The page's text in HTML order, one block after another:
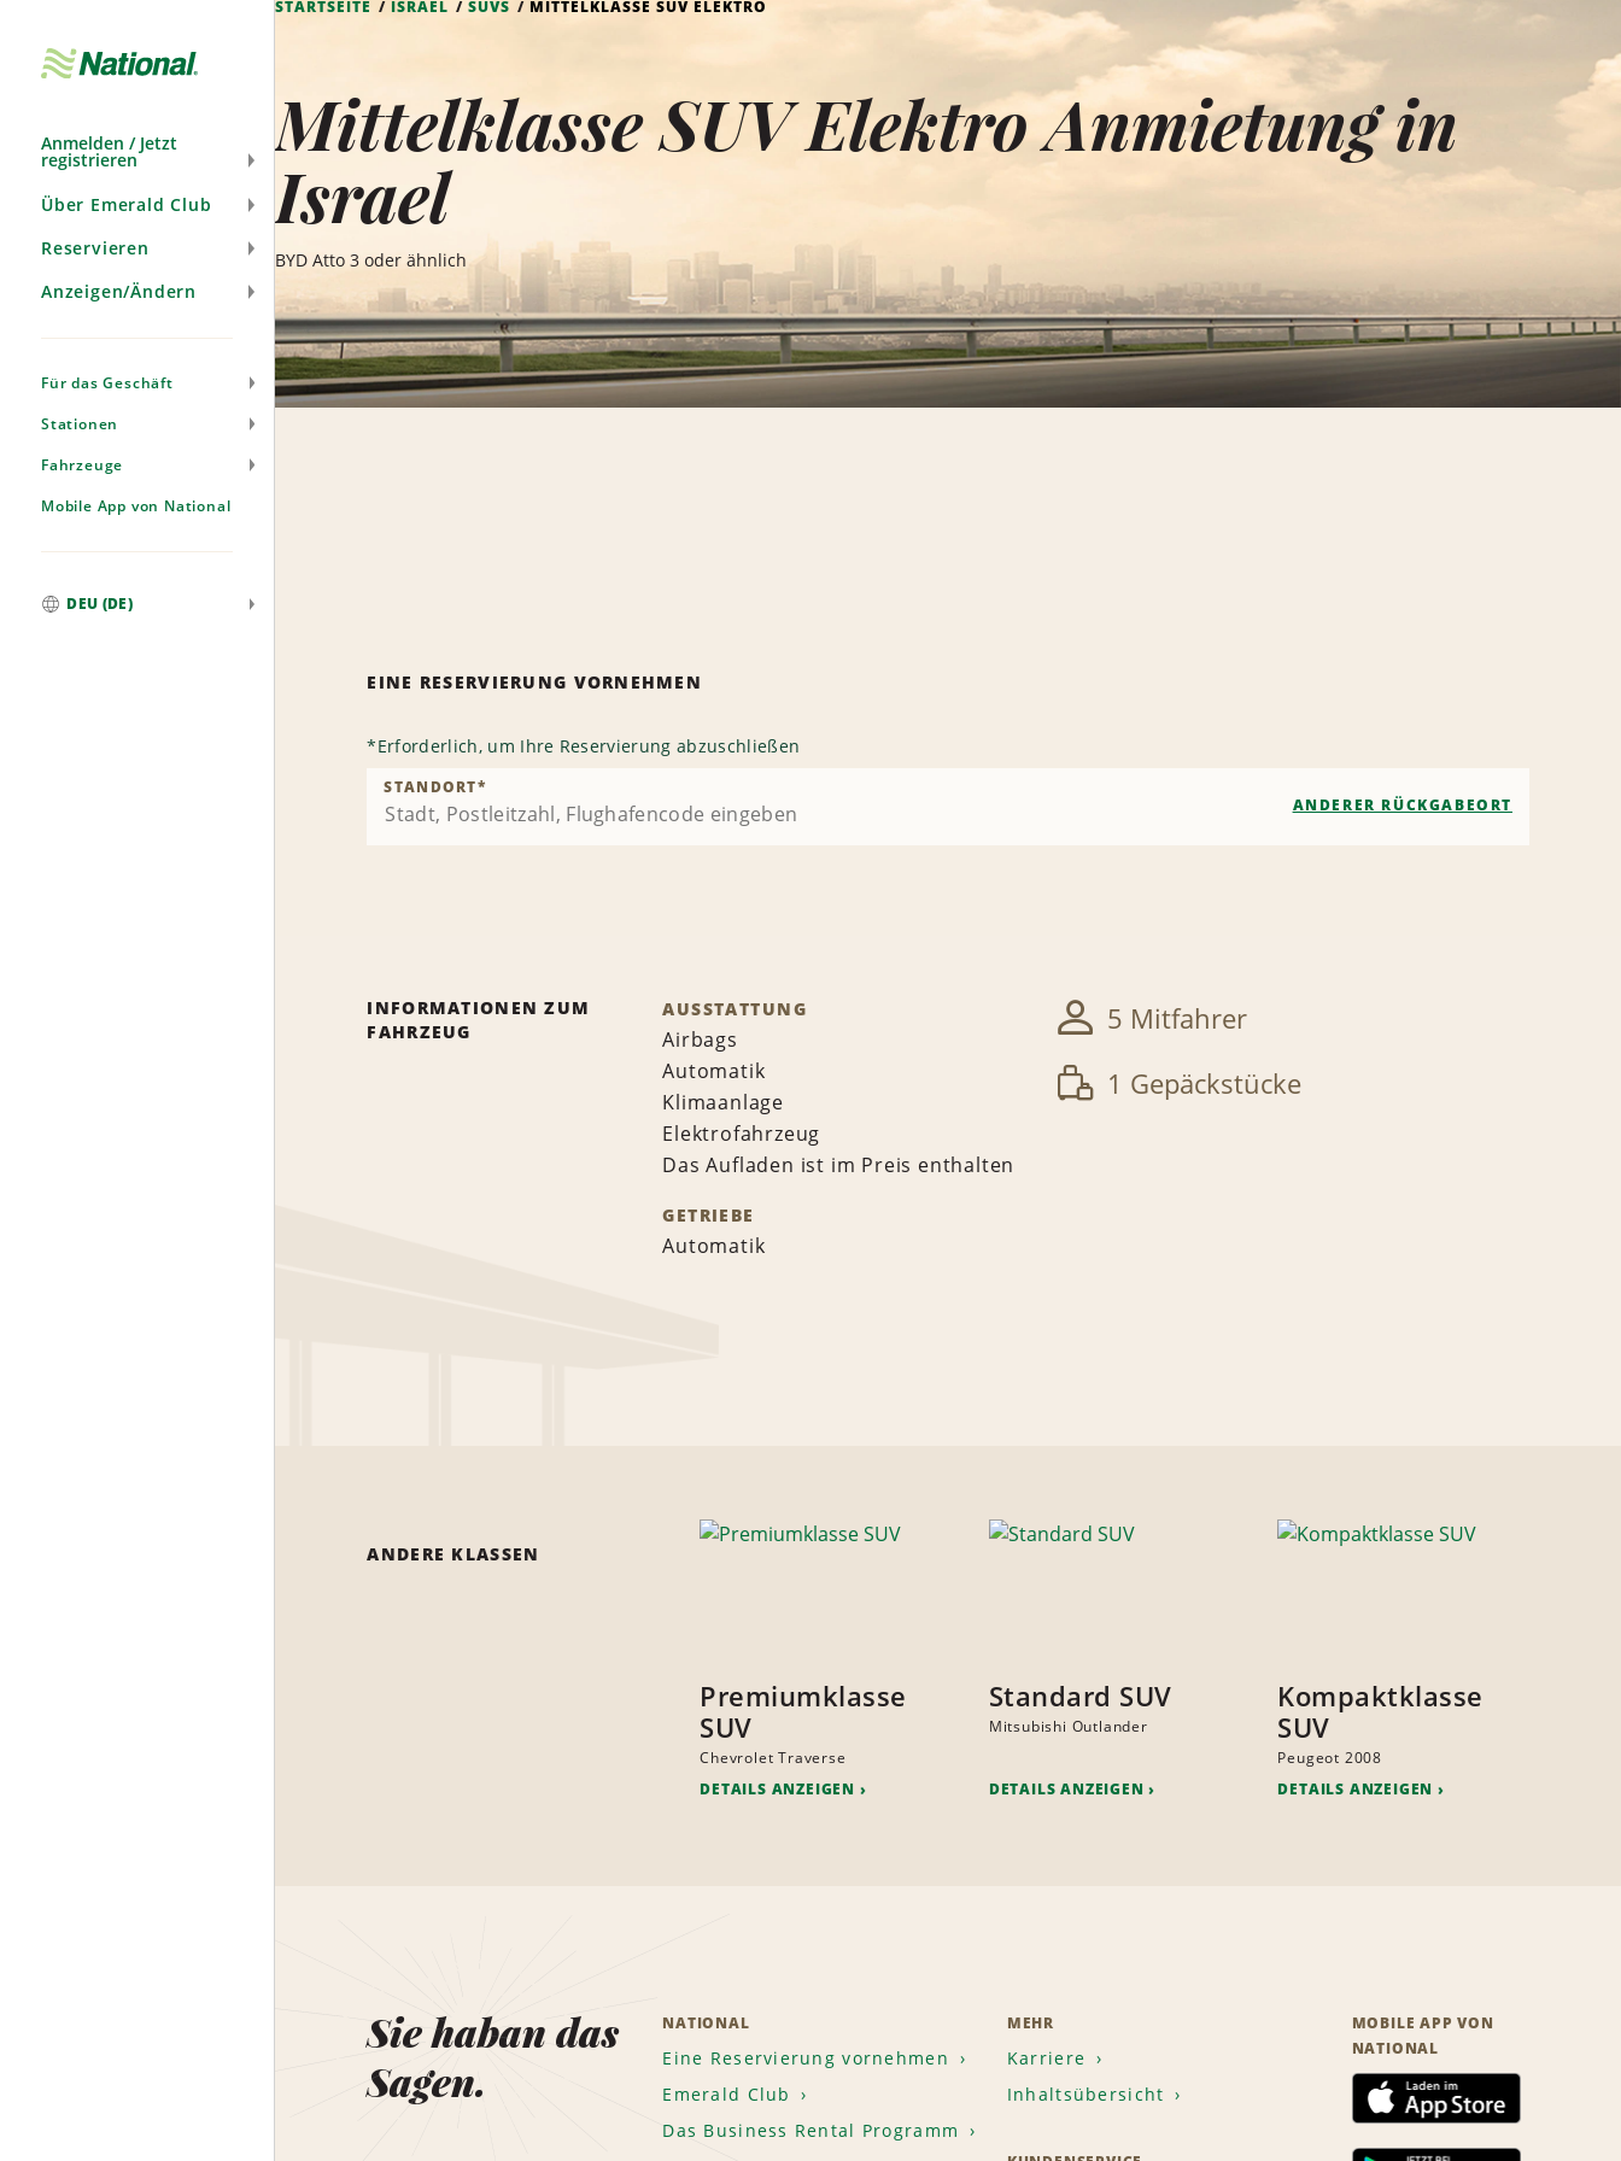
Anmelden / Jetzt
registrieren
Über Emerald Club
Reservieren
Anzeigen/Ändern
Für das Geschäft
Stationen
Fahrzeuge
Mobile App von National
DEU (DE)
STARTSEITE ISRAEL SUVS MITTELKLASSE SUV ELEKTRO
Mittelklasse SUV Elektro Anmietung in
Israel
BYD Atto 3 oder ähnlich
EINE RESERVIERUNG VORNEHMEN
*Erforderlich, um Ihre Reservierung abzuschließen
STANDORT*
ANDERER RÜCKGABEORT
INFORMATIONEN ZUM
FAHRZEUG
AUSSTATTUNG
Airbags
Automatik
Klimaanlage
Elektrofahrzeug
Das Aufladen ist im Preis enthalten
GETRIEBE
Automatik
5 Mitfahrer
1 Gepäckstücke
ANDERE KLASSEN
Premiumklasse
SUV
Chevrolet Traverse
DETAILS ANZEIGEN
Standard SUV
Mitsubishi Outlander
DETAILS ANZEIGEN
Kompaktklasse
SUV
Peugeot 2008
DETAILS ANZEIGEN
Sie haban das
Sagen.
NATIONAL
Eine Reservierung vornehmen
Emerald Club
Das Business Rental Programm
MEHR
Karriere
Inhaltsübersicht
MOBILE APP VON
NATIONAL